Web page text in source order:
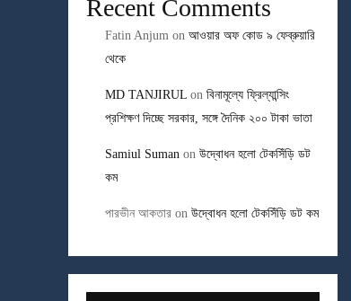
Recent Comments
Fatin Anjum on আওয়ার অফ কোড ৯ ফেব্রুয়ারি
থেকে
MD TANJIRUL on বিনামূল্যে ফ্রিল্যান্সিং
প্রশিক্ষণ দিচ্ছে সরকার, সঙ্গে দৈনিক ২০০ টাকা ভাতা
Samiul Suman on উদ্বোধন হলো টেকসিঁড়ি ডট
কম
পারভীন আকতার on উদ্বোধন হলো টেকসিঁড়ি ডট কম